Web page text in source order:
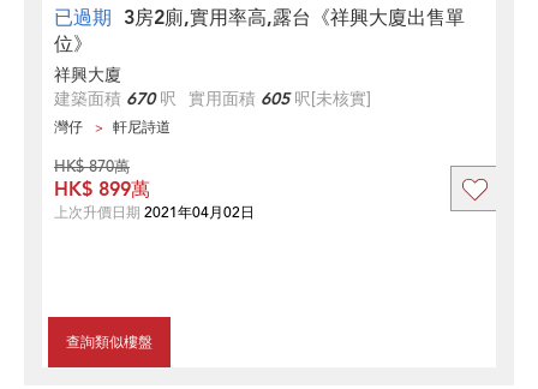
已過期 3房2廁,實用率高,露台《祥興大廈出售單
位》
祥興大廈
建築面積 670呎 實用面積 605呎[未核實]
灣仔 軒尼詩道
查詢類似樓盤
HK$ 870萬
HK$ 899萬
上次升價日期 2021年04月02日